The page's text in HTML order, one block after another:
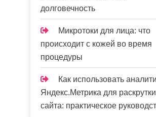
долговечность
Микротоки для лица: что
происходит с кожей во время
процедуры
Как использовать
Яндекс.Метрика для раскрутки
сайта: практическое